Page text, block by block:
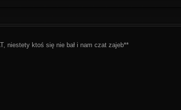
niestety ktoś się nie bał i nam czat zajeb**